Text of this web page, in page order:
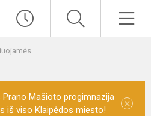
Prano Mašioto progimnazija
iš viso Klaipėdos miesto!
×